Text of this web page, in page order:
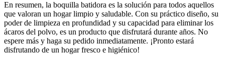
En resumen, la boquilla batidora es la solución para todos aquellos
que valoran un hogar limpio y saludable. Con su práctico diseño, su
poder de limpieza en profundidad y su capacidad para eliminar los
ácaros del polvo, es un producto que disfrutará durante años. No
espere más y haga su pedido inmediatamente. ¡Pronto estará
disfrutando de un hogar fresco e higiénico!